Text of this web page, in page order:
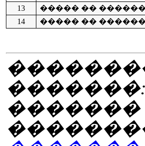
13
����� ��
14
����� ��
�������: